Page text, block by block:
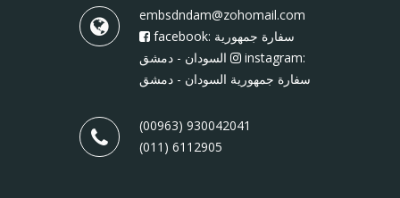
embsdndam@zohomail.com
facebook: سفارة جمهورية
instagram:
سفارة جمهورية السودان - دمشق
(00963) 930042041
(011) 6112905